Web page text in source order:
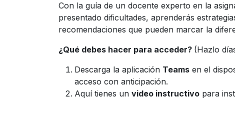
Con la guía de un docente experto en la
presentado dificultades, aprenderás
recomendaciones que pueden marcar la
¿Qué debes hacer para acceder? (Hazlo
Descarga la aplicación Teams en el
acceso con anticipación.
Aquí tienes un video instructivo para